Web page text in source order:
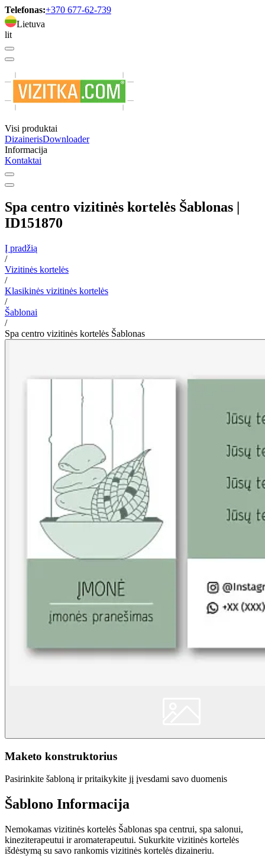
Telefonas:+370 677-62-739
Lietuva
lit
Visi produktai
DizainerisDownloader
Informacija
Kontaktai
Spa centro vizitinės kortelės Šablonas |
ID151870
Į pradžią
/
Vizitinės kortelės
/
Klasikinės vizitinės kortelės
/
Šablonai
/
Spa centro vizitinės kortelės Šablonas
Maketo konstruktorius
Pasirinkite šabloną ir pritaikykite jį įvesdami savo duomenis
Šablono Informacija
Nemokamas vizitinės kortelės Šablonas spa centrui, spa salonui,
kineziterapeutui ir aromaterapeutui. Sukurkite vizitinės kortelės
išdėstymą su savo rankomis vizitinės kortelės dizaineriu.